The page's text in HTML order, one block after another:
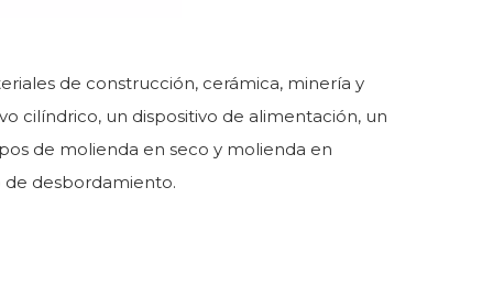
de construcción, cerámica, minería y
cilíndrico, un dispositivo de alimentación, un
de molienda en seco y molienda en
de desbordamiento.